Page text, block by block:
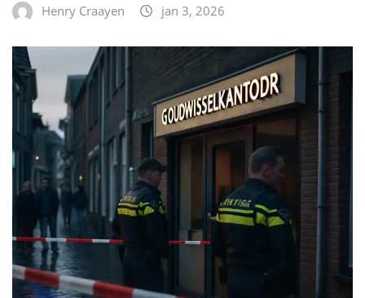
Henry Craayen jan 3, 2026